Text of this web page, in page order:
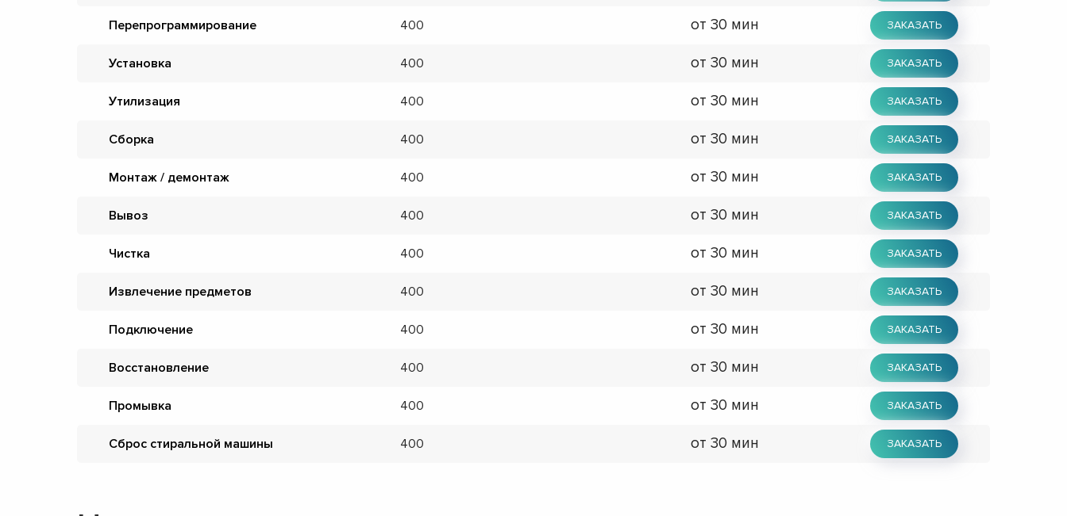
Перепрограммирование 400 от 30 мин ЗАКАЗАТЬ
Установка 400 от 30 мин ЗАКАЗАТЬ
Утилизация 400 от 30 мин ЗАКАЗАТЬ
Сборка 400 от 30 мин ЗАКАЗАТЬ
Монтаж / демонтаж 400 от 30 мин ЗАКАЗАТЬ
Вывоз 400 от 30 мин ЗАКАЗАТЬ
Чистка 400 от 30 мин ЗАКАЗАТЬ
Извлечение предметов 400 от 30 мин ЗАКАЗАТЬ
Подключение 400 от 30 мин ЗАКАЗАТЬ
Восстановление 400 от 30 мин ЗАКАЗАТЬ
Промывка 400 от 30 мин ЗАКАЗАТЬ
Сброс стиральной машины 400 от 30 мин ЗАКАЗАТЬ